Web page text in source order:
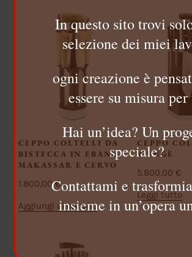
CEPPO COLTELLI DA
BISTECCA IN EBANO
MAKASSAR E CERVO
1.800,00€
Aggiungi al carrello
CEPPO
WENGÈ
5.800,00 €
Leggi tutto
In questo sito trovi
selezione dei miei
ogni creazione è
essere su misura per
Hai un’idea? Un
speciale?
Contattami e
insieme in un’opera